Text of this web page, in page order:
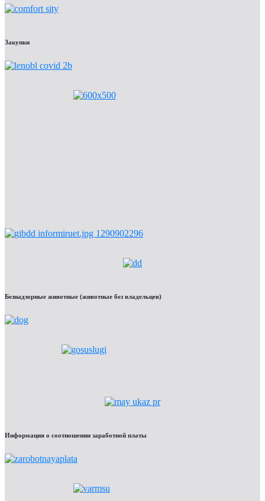
Закупки
Безнадзорные животные (животные без владельцев)
Информация о соотношении заработной платы